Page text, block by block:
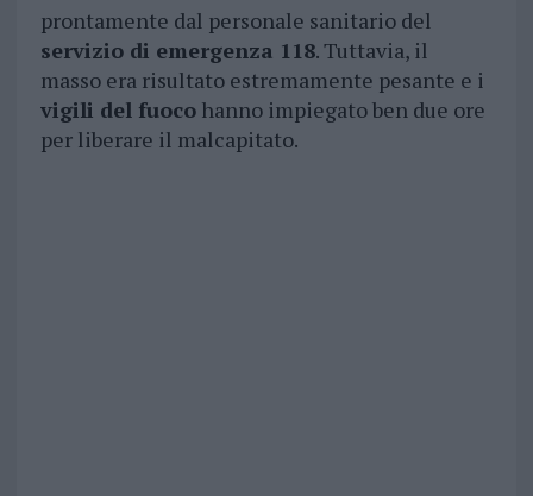
prontamente dal personale sanitario del
servizio di emergenza 118. Tuttavia, il
masso era risultato estremamente pesante e i
vigili del fuocohanno impiegato ben due ore
per liberare il malcapitato.